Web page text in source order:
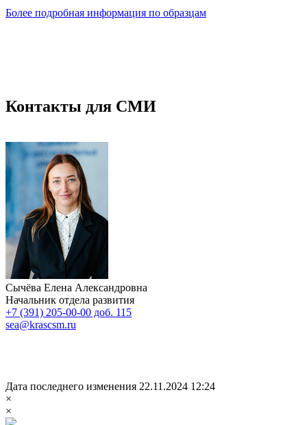
Более подробная информация по образцам
Контакты для СМИ
Сычёва Елена Александровна
Начальник отдела развития
+7 (391) 205-00-00 доб. 115
sea@krascsm.ru
Дата последнего изменения 22.11.2024 12:24
×
×